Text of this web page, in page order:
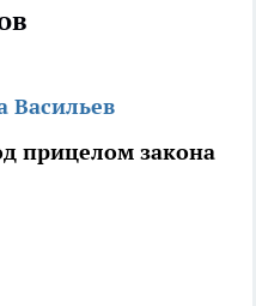
Васильев
прицелом закона